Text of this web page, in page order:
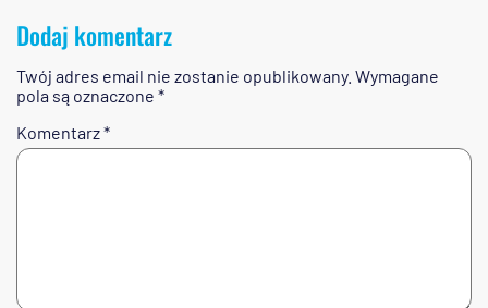
Dodaj komentarz
Twój adres email nie zostanie opublikowany. Wymagane
pola są oznaczone *
Komentarz*